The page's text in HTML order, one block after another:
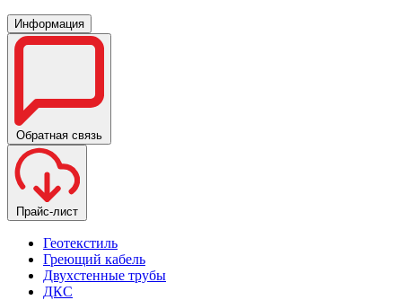
Информация
Обратная связь
Прайс-лист
Геотекстиль
Греющий кабель
Двухстенные трубы
ДКС